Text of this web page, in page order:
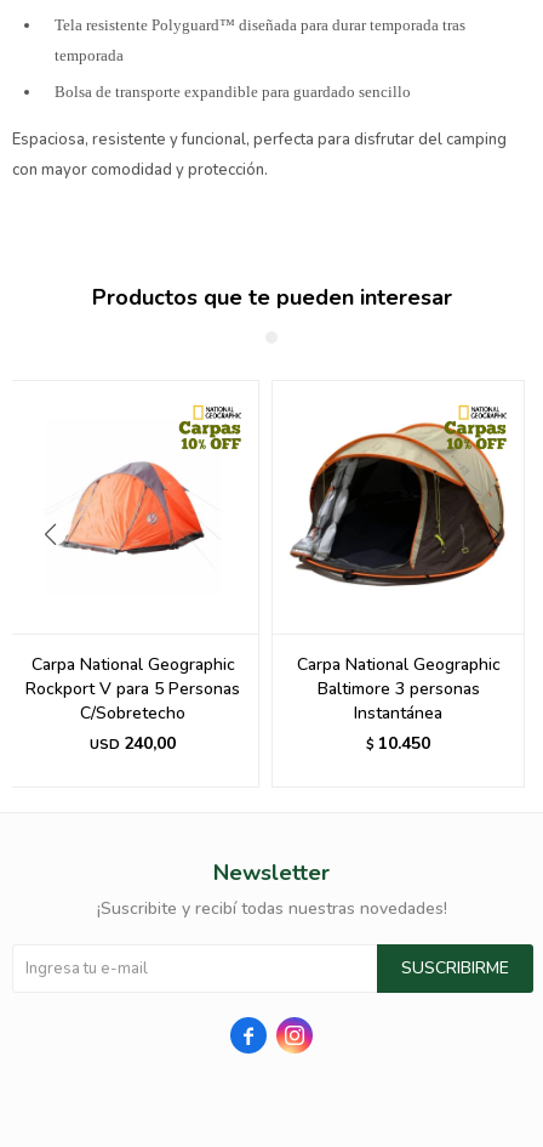
Tela resistente Polyguard™ diseñada para durar temporada tras
temporada
Bolsa de transporte expandible para guardado sencillo
Espaciosa, resistente y funcional, perfecta para disfrutar del camping
con mayor comodidad y protección.
Productos que te pueden interesar
Carpa National Geographic
Rockport V para 5 Personas
C/Sobretecho
USD 240,00
Carpa National Geographic
Baltimore 3 personas
Instantánea
$ 10.450
Newsletter
¡Suscribite y recibí todas nuestras novedades!
SUSCRIBIRME
 